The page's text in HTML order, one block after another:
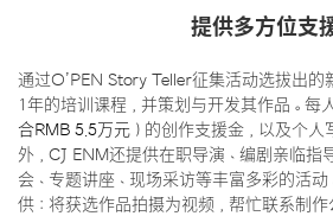
提供多方位支
通过O’PEN Story Teller征集活动选拔出的
1年的培训课程，并策划与开发其作品。每
合RMB 5.5万元 ）的创作支援金，以及个
外，CJ ENM还提供在职导演、编剧亲临指
会、专题讲座、现场采访等丰富多彩的活动
供：将获选作品拍摄为视频，帮忙联系制